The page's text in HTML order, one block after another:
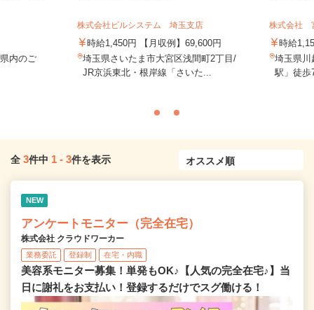
内のご
株式会社ビルシステム 埼玉支店
時給1,450円 【月収例】69,600円
埼玉県さいたま市大宮区浅間町2丁目/
JR京浜東北・根岸線「さいた...
株式会社
時給
埼玉県川
駅」徒歩
全 3件中 1 - 3件を表示
NEW
アンケートモニター（完全在宅）
株式会社 クラウドワーカー
業務委託 登録制 在宅・内職
美容系モニター募集！単発もOK♪【人気の完全在宅♪】当
日に謝礼をお支払い！登録するだけでスグ働ける！